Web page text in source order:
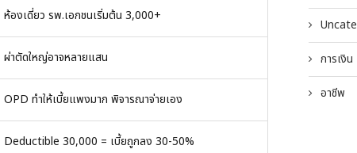
ห้องเดี่ยว รพ.เอกชนเริ่มต้น 3,000+
ผ่าตัดใหญ่อาจหลายแสน
OPD ทำให้เบี้ยแพงมาก พิจารณาจ่ายเอง
Deductible 30,000 = เบี้ยถูกลง 30-50%
การเงิน
อาชีพ